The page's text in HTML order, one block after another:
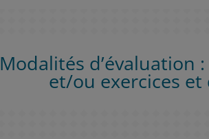
Modalités d’évaluation
et/ou exercices